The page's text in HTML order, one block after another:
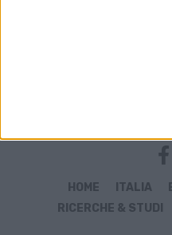
HOME ITALIA
RICERCHE & STUDI